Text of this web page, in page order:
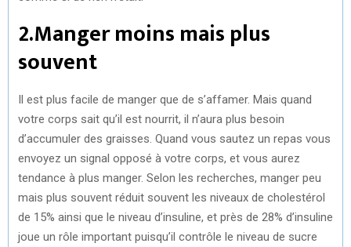
2.Manger moins mais plus
souvent
Il est plus facile de manger que de s’affamer. Mais quand
votre corps sait qu’il est nourrit, il n’aura plus besoin
d’accumuler des graisses. Quand vous sautez un repas vous
envoyez un signal opposé à votre corps, et vous aurez
tendance à plus manger. Selon les recherches, manger peu
mais plus souvent réduit souvent les niveaux de cholestérol
de 15% ainsi que le niveau d’insuline, et près de 28% d’insuline
joue un rôle important puisqu’il contrôle le niveau de sucre